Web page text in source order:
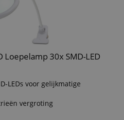
Loepelamp 30x SMD-LED
LEDs voor gelijkmatige
vergroting
voor een groter werkbereik